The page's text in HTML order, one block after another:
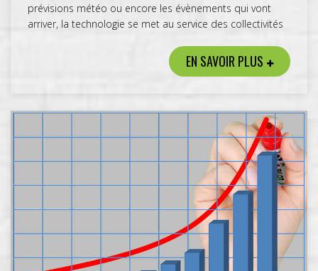
prévisions météo ou encore les évènements qui vont
arriver, la technologie se met au service des collectivités
EN SAVOIR PLUS